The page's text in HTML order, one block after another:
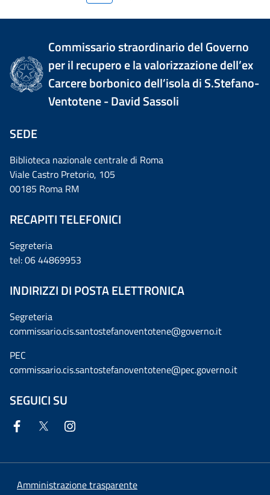
Commissario straordinario del Governo
per il recupero e la valorizzazione dell’ex
Carcere borbonico dell’isola di S.Stefano-
Ventotene - David Sassoli
SEDE
Biblioteca nazionale centrale di Roma
Viale Castro Pretorio, 105
00185 Roma RM
RECAPITI TELEFONICI
Segreteria
tel: 06 44869953
INDIRIZZI DI POSTA ELETTRONICA
Segreteria
commissario.cis.santostefanoventotene@governo.it
PEC
commissario.cis.santostefanoventotene@pec.governo.it
SEGUICI SU
Amministrazione trasparente